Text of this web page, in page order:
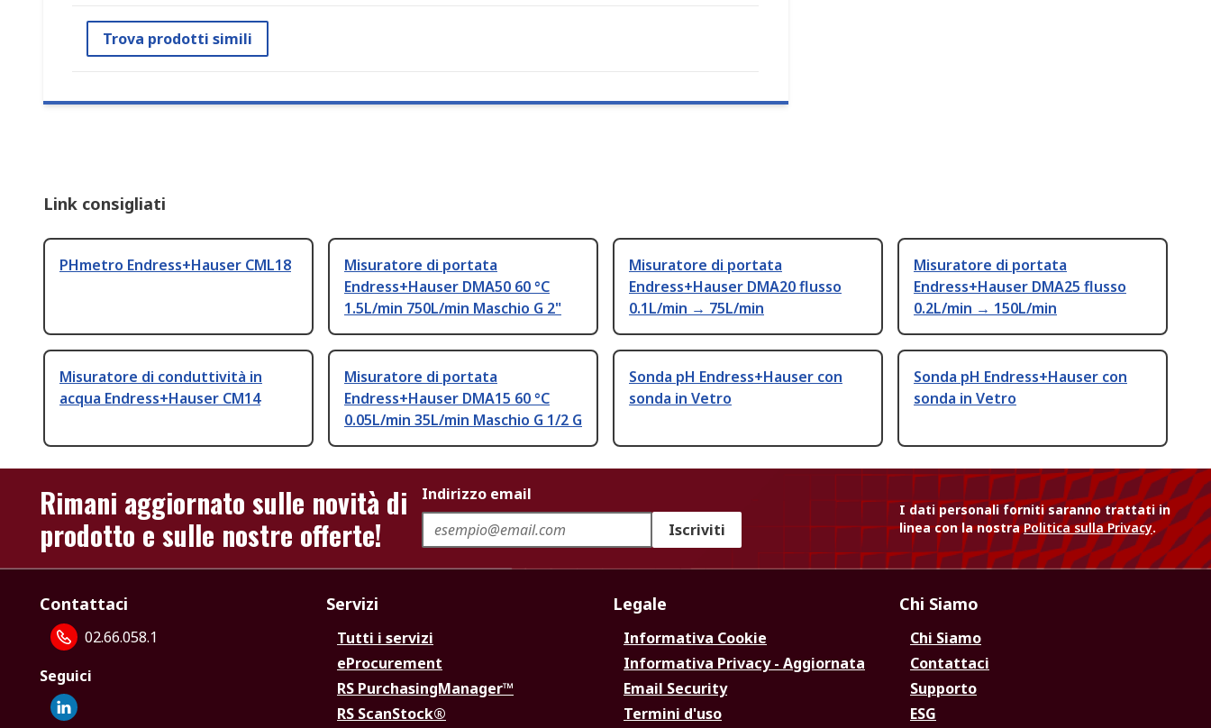
Trova prodotti simili
Link consigliati
PHmetro Endress+Hauser CML18
Misuratore di portata
Endress+Hauser DMA50 60 °C
1.5L/min 750L/min Maschio G 2"
Misuratore di portata
Endress+Hauser DMA20 flusso
0.1L/min → 75L/min
Misuratore di portata
Endress+Hauser DMA25 flusso
0.2L/min → 150L/min
Misuratore di conduttività in
acqua Endress+Hauser CM14
Misuratore di portata
Endress+Hauser DMA15 60 °C
0.05L/min 35L/min Maschio G 1/2 G
Sonda pH Endress+Hauser con
sonda in Vetro
Sonda pH Endress+Hauser con
sonda in Vetro
Rimani aggiornato sulle novità di
prodotto e sulle nostre offerte!
Indirizzo email
Iscriviti
I dati personali forniti saranno trattati in
linea con la nostraPolitica sulla Privacy.
Contattaci
02.66.058.1
Seguici
Servizi
Tutti i servizi
eProcurement
RS PurchasingManager™
RS ScanStock®
Legale
Informativa Cookie
Informativa Privacy - Aggiornata
Email Security
Termini d'uso
Chi Siamo
Chi Siamo
Contattaci
Supporto
ESG